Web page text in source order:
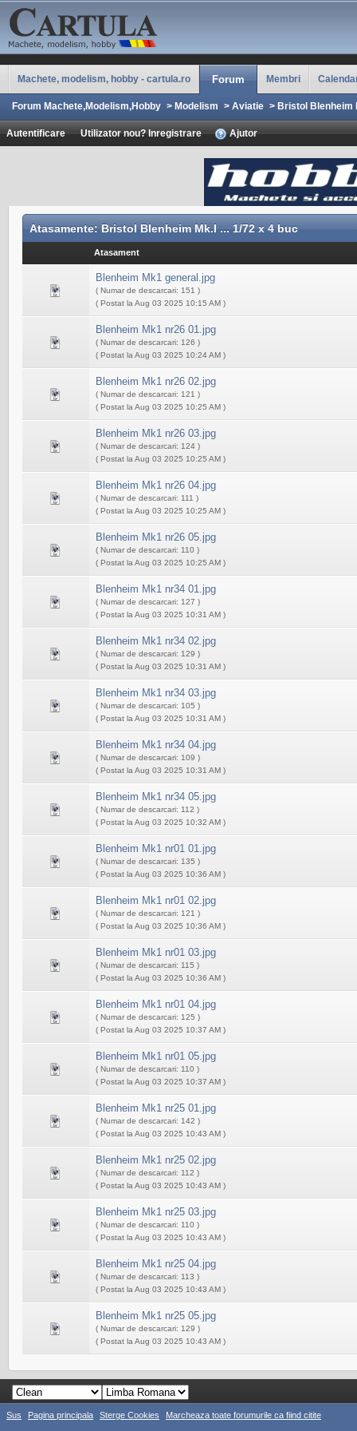
Machete, modelism, hobby - cartula.ro Forum Membri
Forum Machete,Modelism,Hobby > Modelism > Aviatie > Bristol Blenheim
Autentificare Utilizator nou? Inregistrare Ajutor
Atasamente: Bristol Blenheim Mk.I ... 1/72 x 4 buc
Atasament
Blenheim Mk1 general.jpg
( Numar de descarcari: 151 )
( Postat la Aug 03 2025 10:15 AM )
Blenheim Mk1 nr26 01.jpg
( Numar de descarcari: 126 )
( Postat la Aug 03 2025 10:24 AM )
Blenheim Mk1 nr26 02.jpg
( Numar de descarcari: 121 )
( Postat la Aug 03 2025 10:25 AM )
Blenheim Mk1 nr26 03.jpg
( Numar de descarcari: 124 )
( Postat la Aug 03 2025 10:25 AM )
Blenheim Mk1 nr26 04.jpg
( Numar de descarcari: 111 )
( Postat la Aug 03 2025 10:25 AM )
Blenheim Mk1 nr26 05.jpg
( Numar de descarcari: 110 )
( Postat la Aug 03 2025 10:25 AM )
Blenheim Mk1 nr34 01.jpg
( Numar de descarcari: 127 )
( Postat la Aug 03 2025 10:31 AM )
Blenheim Mk1 nr34 02.jpg
( Numar de descarcari: 129 )
( Postat la Aug 03 2025 10:31 AM )
Blenheim Mk1 nr34 03.jpg
( Numar de descarcari: 105 )
( Postat la Aug 03 2025 10:31 AM )
Blenheim Mk1 nr34 04.jpg
( Numar de descarcari: 109 )
( Postat la Aug 03 2025 10:31 AM )
Blenheim Mk1 nr34 05.jpg
( Numar de descarcari: 112 )
( Postat la Aug 03 2025 10:32 AM )
Blenheim Mk1 nr01 01.jpg
( Numar de descarcari: 135 )
( Postat la Aug 03 2025 10:36 AM )
Blenheim Mk1 nr01 02.jpg
( Numar de descarcari: 121 )
( Postat la Aug 03 2025 10:36 AM )
Blenheim Mk1 nr01 03.jpg
( Numar de descarcari: 115 )
( Postat la Aug 03 2025 10:36 AM )
Blenheim Mk1 nr01 04.jpg
( Numar de descarcari: 125 )
( Postat la Aug 03 2025 10:37 AM )
Blenheim Mk1 nr01 05.jpg
( Numar de descarcari: 110 )
( Postat la Aug 03 2025 10:37 AM )
Blenheim Mk1 nr25 01.jpg
( Numar de descarcari: 142 )
( Postat la Aug 03 2025 10:43 AM )
Blenheim Mk1 nr25 02.jpg
( Numar de descarcari: 112 )
( Postat la Aug 03 2025 10:43 AM )
Blenheim Mk1 nr25 03.jpg
( Numar de descarcari: 110 )
( Postat la Aug 03 2025 10:43 AM )
Blenheim Mk1 nr25 04.jpg
( Numar de descarcari: 113 )
( Postat la Aug 03 2025 10:43 AM )
Blenheim Mk1 nr25 05.jpg
( Numar de descarcari: 129 )
( Postat la Aug 03 2025 10:43 AM )
Sus Pagina principala Sterge Cookies Marcheaza toate forumurile ca fiind citite